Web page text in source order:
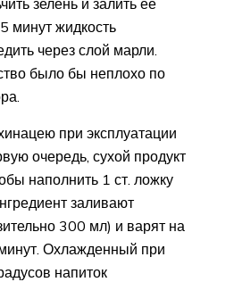
минут жидкость
через слой марли.
было бы неплохо по
при эксплуатации
очередь, сухой продукт
наполнить 1 ст. ложку
заливают
300 мл) и варят на
Охлажденный при
напиток